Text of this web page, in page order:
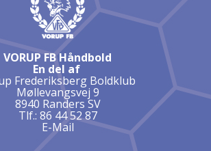
VORUP FB Håndbold
En del af
Frederiksberg Boldklub
Møllevangsvej 9
8940 Randers SV
Tlf.: 86 44 52 87
E-Mail